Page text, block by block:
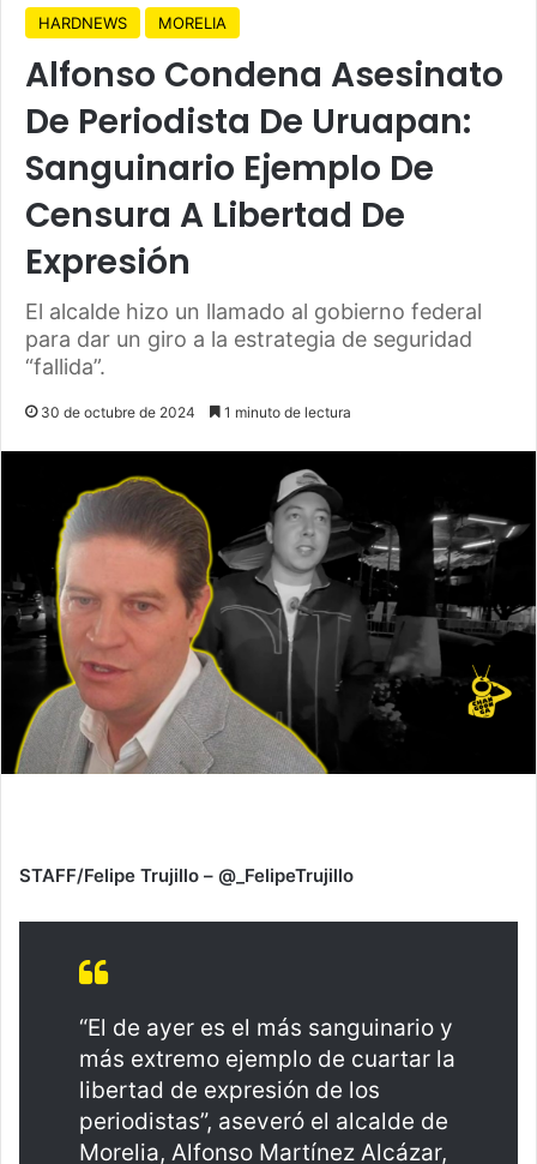
HARDNEWS MORELIA
Alfonso Condena Asesinato
De Periodista De Uruapan:
Sanguinario Ejemplo De
Censura A Libertad De
Expresión
El alcalde hizo un llamado al gobierno federal
para dar un giro a la estrategia de seguridad
“fallida”.
30 de octubre de 2024 1 minuto de lectura
STAFF/Felipe Trujillo – @_FelipeTrujillo
“El de ayer es el más sanguinario y
más extremo ejemplo de cuartar la
libertad de expresión de los
periodistas”, aseveró el alcalde de
Morelia, Alfonso Martínez Alcázar,